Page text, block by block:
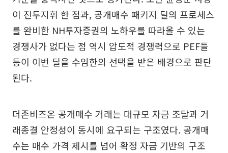
이 진두지휘 한 점과, 공개매수 패키지 딜의 프로세스
를 완비한 NH투자증권의 노하우를 따라올 수 있는
경쟁사가 없다는 점 역시 압도적 경쟁력으로 PEF들
등이 이번 딜을 수임한의 선택을 받은 배경으로 판단
된다.
더존비즈온 공개매수 거래는 대규모 자금 조달과 거
래종결 안정성이 동시에 요구되는 구조였다. 공개매
수는 매수 가격 제시를 넘어 확정 자금 기반의 구조